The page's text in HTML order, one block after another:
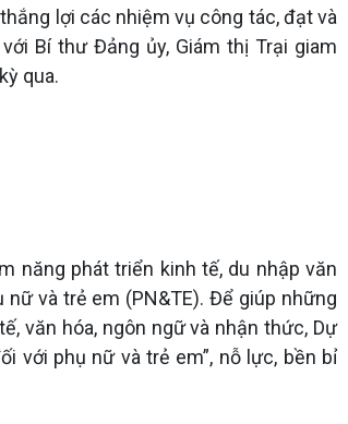
lợi các nhiệm vụ công tác, đạt và
Bí thư Đảng ủy, Giám thị Trại giam
qua.
năng phát triển kinh tế, du nhập văn
và trẻ em (PN&TE). Để giúp những
văn hóa, ngôn ngữ và nhận thức, Dự
với phụ nữ và trẻ em”, nỗ lực, bền bỉ